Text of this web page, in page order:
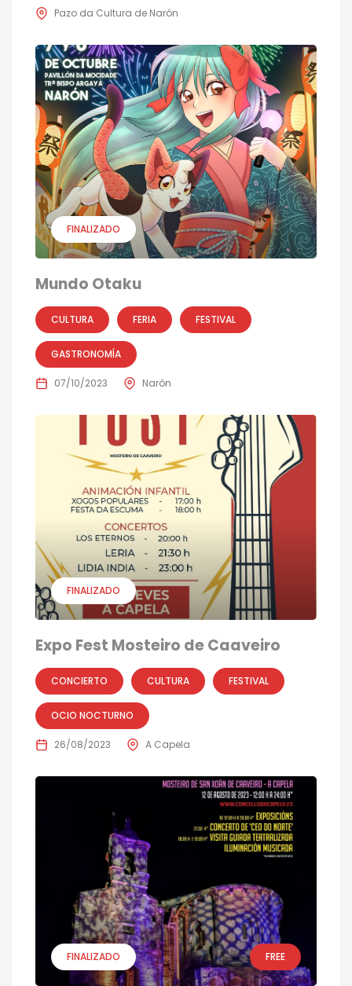
Pazo da Cultura de Narón
FINALIZADO
Mundo Otaku
CULTURA FERIA FESTIVAL
GASTRONOMÍA
07/10/2023 Narón
FINALIZADO
Expo Fest Mosteiro de Caaveiro
CONCIERTO CULTURA FESTIVAL
OCIO NOCTURNO
26/08/2023 A Capela
FINALIZADO FREE